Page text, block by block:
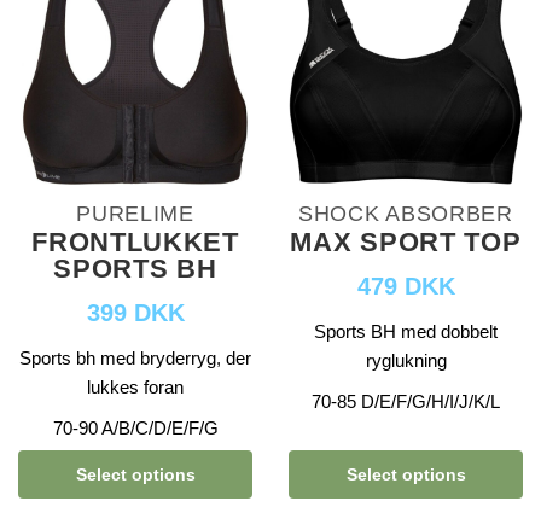
PURELIME
FRONTLUKKET
SPORTS BH
399 DKK
Sports bh med bryderryg, der
lukkes foran
70-90 A/B/C/D/E/F/G
Select options
SHOCK ABSORBER
MAX SPORT TOP
479 DKK
Sports BH med dobbelt
ryglukning
70-85 D/E/F/G/H/I/J/K/L
Select options